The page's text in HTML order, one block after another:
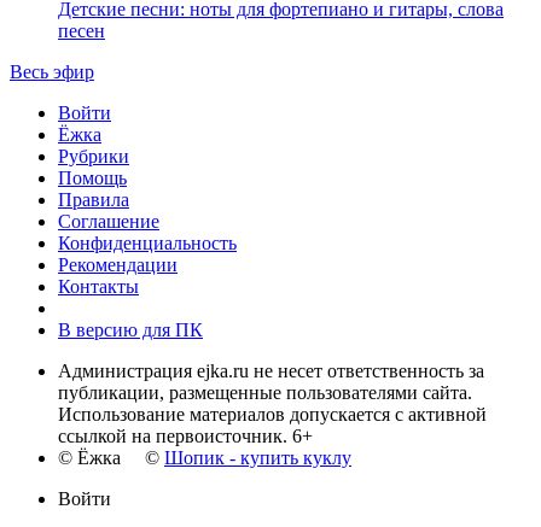
Детские песни: ноты для фортепиано и гитары, слова
песен
Весь эфир
Войти
Ёжка
Рубрики
Помощь
Правила
Соглашение
Конфиденциальность
Рекомендации
Контакты
В версию для ПК
Администрация ejka.ru не несет ответственность за
публикации, размещенные пользователями сайта.
Использование материалов допускается с активной
ссылкой на первоисточник. 6+
© Ёжка © Шопик - купить куклу
Войти